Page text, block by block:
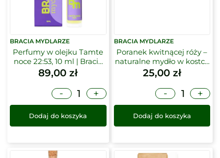
BRACIA MYDLARZE
Perfumy w olejku Tamte
noce 22:53, 10 ml | Bracia
Mydlarze
89,00zł
-
+
Dodaj do koszyka
BRACIA MYDLARZE
Poranek kwitnącej róży –
naturalne mydło w kostce
| Bracia Mydlarze
25,00 zł
-
+
Dodaj do koszyka